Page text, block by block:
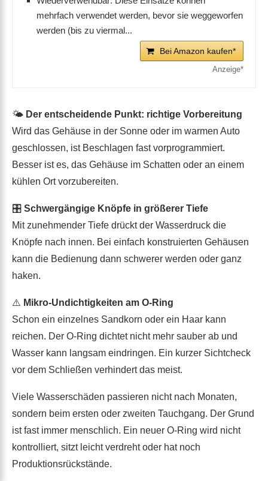
Wiederverwendbar: Diese Einsätze können
mehrfach verwendet werden, bevor sie weggeworfen
werden (bis zu viermal...
Bei Amazon kaufen*
🌤 Der entscheidende Punkt: richtige Vorbereitung
Wird das Gehäuse in der Sonne oder im warmen Auto
geschlossen, ist Beschlagen fast vorprogrammiert.
Besser ist es, das Gehäuse im Schatten oder an einem
kühlen Ort vorzubereiten.
🎛 Schwergängige Knöpfe in größerer Tiefe
Mit zunehmender Tiefe drückt der Wasserdruck die
Knöpfe nach innen. Bei einfach konstruierten Gehäusen
kann die Bedienung dann schwerer werden oder ganz
haken.
⚠️ Mikro-Undichtigkeiten am O-Ring
Schon ein einzelnes Sandkorn oder ein Haar kann
reichen. Der O-Ring dichtet nicht mehr sauber ab und
Wasser kann langsam eindringen. Ein kurzer Sichtcheck
vor dem Schließen verhindert das meist.
Viele Wasserschäden passieren nicht nach Monaten,
sondern beim ersten oder zweiten Tauchgang. Der Grund
ist fast immer menschlich. Ein neuer O-Ring wird nicht
kontrolliert, sitzt leicht verdreht oder hat noch
Produktionsrückstände.